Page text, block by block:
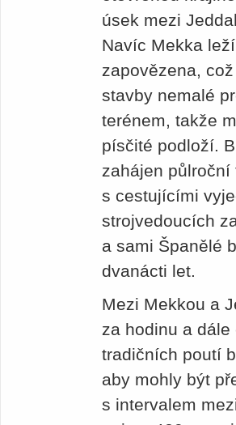
úsek mezi
Navíc Mekka
zapovězena,
stavby nemalé
terénem, takže
písčité podloží.
zahájen
s cestujícími
strojvedoucích
a sami Španělé
dvanácti let.
Mezi Mekkou a
za hodinu a
tradičních poutí
aby mohly být
s intervalem